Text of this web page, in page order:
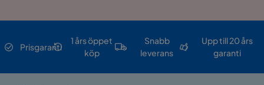
Prisgaranti
1 års öppet
köp
Snabb
leverans
Upp till 20 års
garanti